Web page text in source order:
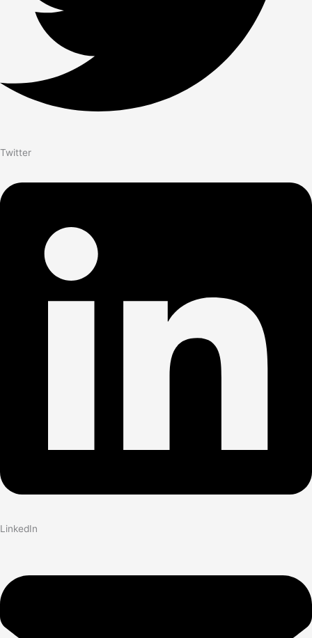
Twitter
LinkedIn